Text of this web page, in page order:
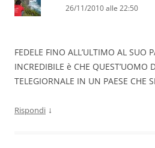
26/11/2010 alle 22:50
FEDELE FINO ALL’ULTIMO AL SUO
INCREDIBILE è CHE QUEST’UOMO
TELEGIORNALE IN UN PAESE CHE
Rispondi ↓